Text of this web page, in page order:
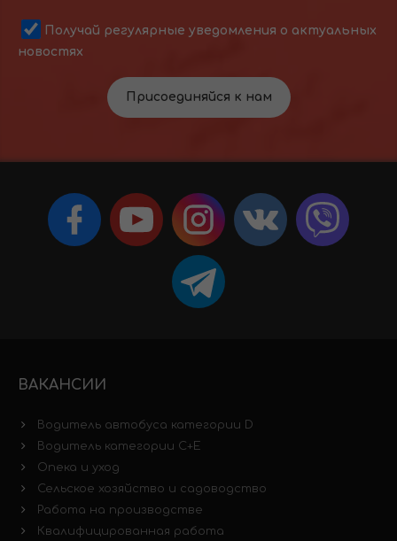
Получай регулярные уведомления о актуальных
новостях
Присоединяйся к нам
ВАКАНСИИ
Водитель автобуса категории D
Водитель категории C+E
Опека и уход
Сельское хозяйство и садоводство
Работа на производстве
Квалифицированная работа